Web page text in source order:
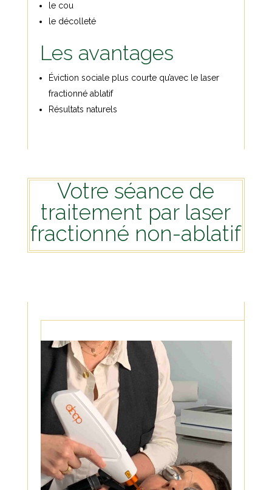
le cou
le décolleté
Les avantages
Éviction sociale plus courte qu’avec le laser
fractionné ablatif
Résultats naturels
Votre séance de
traitement par laser
fractionné non-ablatif